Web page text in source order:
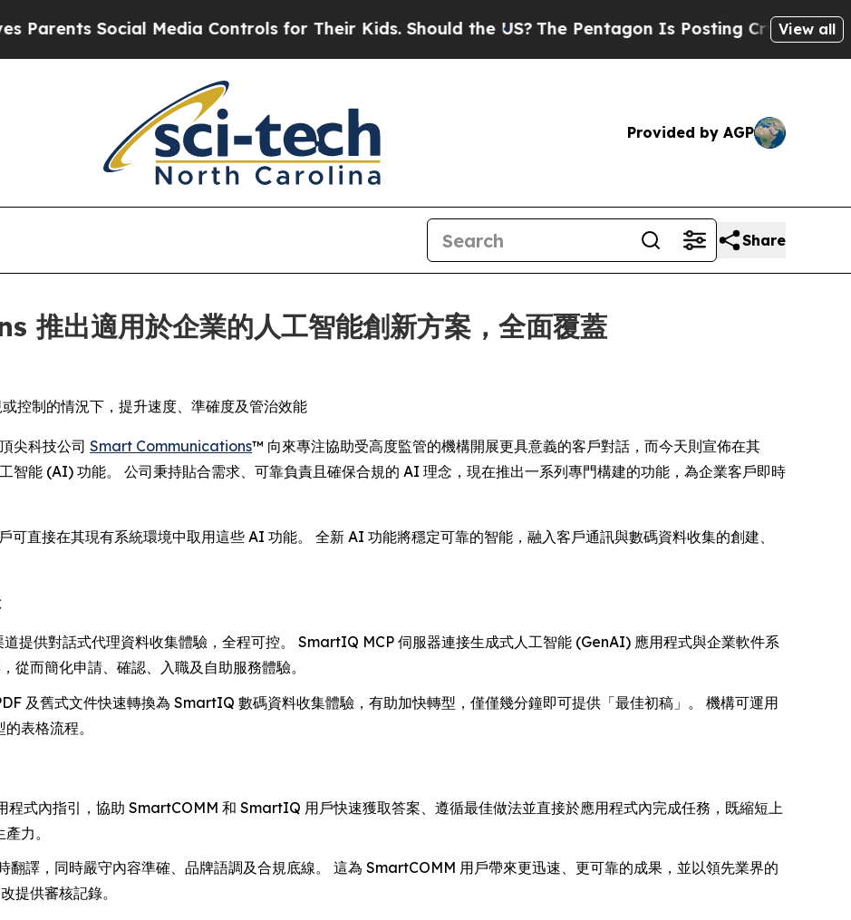
Social Media Controls for Their Kids. Should the US?The Pentagon Is Posting Cryptic BiblicalView all
Provided by AGP
Share
出適用於企業的人工智能創新方案，全面覆蓋
控制的情況下，提升速度、準確度及管治效能
尖科技公司 Smart Communications™ 向來專注協助受高度監管的機構開展更具意義的客戶對話，而今天則宣佈在其
能 (AI) 功能。 公司秉持貼合需求、可靠負責且確保合規的 AI 理念，現在推出一系列專門構建的功能，為企業客戶即時
直接在其現有系統環境中取用這些 AI 功能。 全新 AI 功能將穩定可靠的智能，融入客戶通訊與數碼資料收集的創建、
道提供對話式代理資料收集體驗，全程可控。 SmartIQ MCP 伺服器連接生成式人工智能 (GenAI) 應用程式與企業軟件系
從而簡化申請、確認、入職及自助服務體驗。
及舊式文件快速轉換為 SmartIQ 數碼資料收集體驗，有助加快轉型，僅僅幾分鐘即可提供「最佳初稿」。 機構可運用
表格流程。
程式內指引，協助 SmartCOMM 和 SmartIQ 用戶快速獲取答案、遵循最佳做法並直接於應用程式內完成任務，既縮短上
力。
翻譯，同時嚴守內容準確、品牌語調及合規底線。 這為 SmartCOMM 用戶帶來更迅速、更可靠的成果，並以領先業界的
提供審核記錄。